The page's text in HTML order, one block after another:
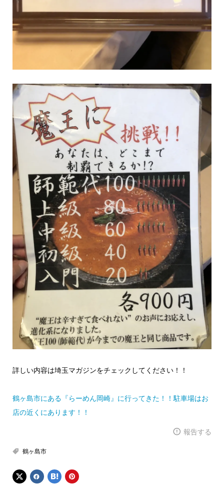
詳しい内容は埼玉マガジンをチェックしてください！！
鶴ヶ島市にある『らーめん岡崎』に行ってきた！！駐車場はお
店の近くにあります！！
報告する
鶴ヶ島市